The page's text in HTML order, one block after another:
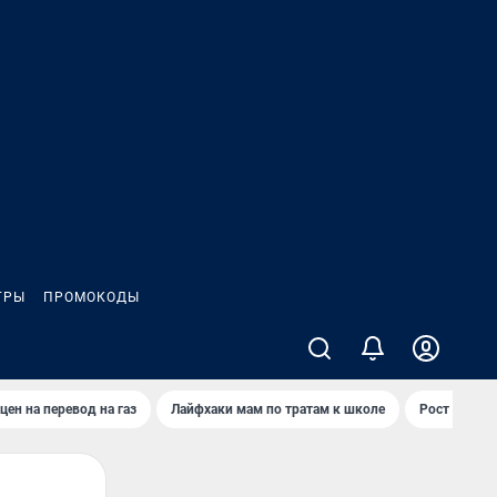
ПРОМОКОДЫ
на перевод на газ Лайфхаки мам по тратам к школе Рост цен на